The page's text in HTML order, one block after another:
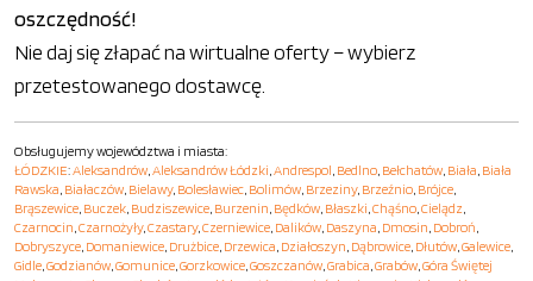
oszczędność!
Nie daj się złapać na wirtualne oferty – wybierz
przetestowanego dostawcę.
Obsługujemy województwa i miasta:
ŁÓDZKIE:Aleksandrów,Aleksandrów Łódzki,Andrespol, Bedlno, Bełchatów, Biała, Biała
Rawska, Białaczów, Bielawy, Bolesławiec, Bolimów, Brzeziny, Brzeźnio, Brójce,
Brąszewice, Buczek, Budziszewice, Burzenin, Będków, Błaszki,Chąśno,Cielądz,
Czarnocin,Czarnożyły,Czastary,Czerniewice, Dalików, Daszyna, Dmosin, Dobroń,
Dobryszyce, Domaniewice, Drużbice, Drzewica, Działoszyn, Dąbrowice, Dłutów,Galewice,
Gidle,Godzianów,Gomunice,Gorzkowice,Goszczanów,Grabica,Grabów,Góra Świętej